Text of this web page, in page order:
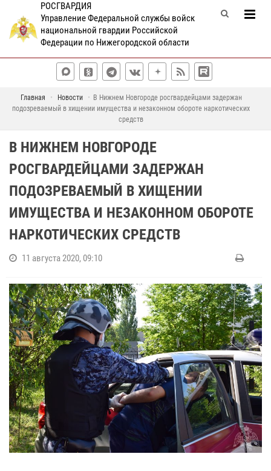
РОСГВАРДИЯ
Управление Федеральной службы войск
национальной гвардии Российской
Федерации по Нижегородской области
Главная Новости
В Нижнем Новгороде росгвардейцами задержан
подозреваемый в хищении имущества и незаконном обороте наркотических
средств
В НИЖНЕМ НОВГОРОДЕ
РОСГВАРДЕЙЦАМИ ЗАДЕРЖАН
ПОДОЗРЕВАЕМЫЙ В ХИЩЕНИИ
ИМУЩЕСТВА И НЕЗАКОННОМ ОБОРОТЕ
НАРКОТИЧЕСКИХ СРЕДСТВ
11 августа 2020, 09:10